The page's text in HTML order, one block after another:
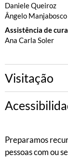
Daniele Queiroz
Ângelo Manjabosco
Assistência de
Ana Carla Soler
Visitação
Preparamos
pessoas com ou